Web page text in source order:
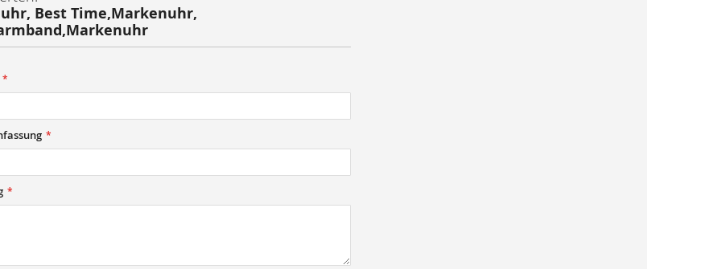
Best Time,Markenuhr,